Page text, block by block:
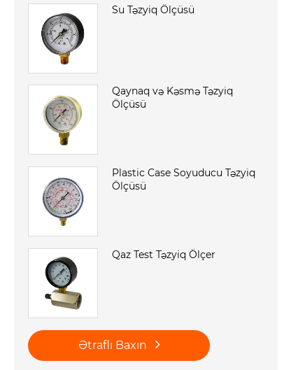
Su Təzyiq Ölçüsü
Qaynaq və Kəsmə Təzyiq
Ölçüsü
Plastic Case Soyuducu Təzyiq
Ölçüsü
Qaz Test Təzyiq Ölçer
Ətraflı Baxın